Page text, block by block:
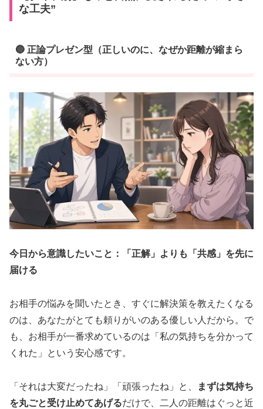
な工夫”
🔵 正論プレゼン型（正しいのに、なぜか距離が縮まら
ない方）
今日から意識したいこと：
「正解」よりも「共感」を先に
届ける
お相手の悩みを聞いたとき、すぐに解決策を教えたくなる
のは、あなたがとても頼りがいのある優しい人だから。で
も、お相手が一番求めているのは「私の気持ちを分かって
くれた」という安心感です。
「それは大変だったね」「頑張ったね」と、
まずは気持ち
を丸ごと受け止めてあげるだけで、二人の距離はぐっと近